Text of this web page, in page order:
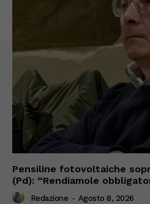
Pensiline fotovoltaiche
(Pd): “Rendiamole
Redazione - Agosto 8, 2026